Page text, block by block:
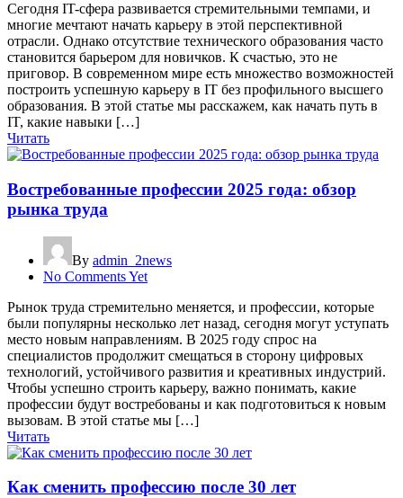
Сегодня IT-сфера развивается стремительными темпами, и
многие мечтают начать карьеру в этой перспективной
отрасли. Однако отсутствие технического образования часто
становится барьером для новичков. К счастью, это не
приговор. В современном мире есть множество возможностей
построить успешную карьеру в IT без профильного высшего
образования. В этой статье мы расскажем, как начать путь в
IT, какие навыки […]
Читать
Востребованные профессии 2025 года: обзор
рынка труда
By admin_2news
No Comments Yet
Рынок труда стремительно меняется, и профессии, которые
были популярны несколько лет назад, сегодня могут уступать
место новым направлениям. В 2025 году спрос на
специалистов продолжит смещаться в сторону цифровых
технологий, устойчивого развития и креативных индустрий.
Чтобы успешно строить карьеру, важно понимать, какие
профессии будут востребованы и как подготовиться к новым
вызовам. В этой статье мы […]
Читать
Как сменить профессию после 30 лет